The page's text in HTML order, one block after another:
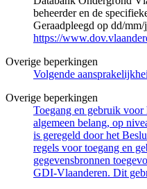
beheerder en de
Geraadpleegd op dd/
https://
Overige beperkingen
Volgende
Overige beperkingen
Toegang en gebruik
algemeen belang, op
is geregeld door het
regels voor toegang en
gegevensbronnen
GDI-Vlaanderen. Dit